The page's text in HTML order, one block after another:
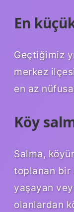
En
Geçtiğimiz
merkez
en az
Köy
Salma,
toplanan bir
yaşayan
olanlardan